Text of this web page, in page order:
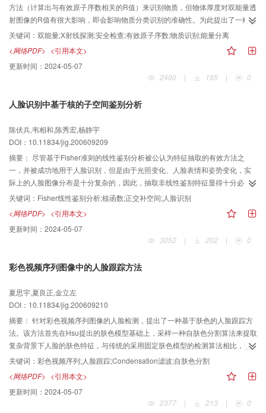
方法（计算出与有效原子序数相关的R值）来识别物质，但物体厚度对双能量透
射图像的R值有很大影响，即会影响物质分类识别的准确性。为此提出了一种改
进的用两种能量的透射信号比来消除物质厚度的影响，并以优化的透射信号估
算的面积吸收系数来代替透射信号，用以识别物质的数值计算优化算法，通过
实验数据分析和对该算法的评估证明，由于此算法可以大大减小厚度的影响，
使误判率减小，从而提高了物质分类识别的准确性。
关键词： 双能量;X射线探测;安全检查;有效原子序数;物质识别;能量分离
<网络PDF> <引用本文>
更新时间： 2024-05-07
2490
| 195 | 0
人脸识别中基于核的子空间鉴别分析
陈伏兵,韦相和,陈秀宏,杨静宇
DOI：10.11834/jig.200609209
摘要： 尽管基于Fisher准则的线性鉴别分析被公认为特征抽取的有效方法之
一，并被成功地用于人脸识别，但是由于光照变化、人脸表情和姿势变化，实
际上的人脸图像分布是十分复杂的，因此，抽取非线性鉴别特征显得十分必
要。为了能利用非线性鉴别特征进行人脸识别，提出了一种基于核的子空间鉴
别分析方法。该方法首先利用核函数技术将原始样本隐式地映射到高维（甚至
无穷维）特征空间；然后在高维特征空间里，利用再生核理论来建立基于广义
Fisher准则的两个等价模型；最后利用正交补空间方法求得最优鉴别矢量来进行
人脸识别。在ORL和NUST603两个人脸数据库上，对该方法进行了鉴别性能实
方法的识别结果相当，且明显优于KPCA和Kernel fisherfaces方法的识别结
关键词： Fisher线性鉴别分析;核函数;正交补空间;人脸识别
<网络PDF> <引用本文>
更新时间： 2024-05-07
3052
| 202 | 0
彩色视频序列图像中的人脸跟踪方法
夏思宇,夏良正,金立左
DOI：10.11834/jig.200609210
摘要： 针对彩色视频序列图像的人脸检测，提出了一种基于肤色的人脸跟踪方
法。该方法首先在Hsu提出的肤色模型基础上，采样一种自肤色分割算法来提取
复杂背景下人脸的肤色特征，与传统的采用固定肤色模型的检测算法相比，该
方法具有更好的检测效果；然后，在人脸跟踪过程中采用Condensation滤波跟
踪算法，并对算法做了两点改进，即在跟踪过程中采用基于Metropolis算法的重
采样方法以及自适应的动态模型，实现了复杂背景下的人脸自由运动的跟踪，
并从各种影片中截取了彩色视频序列图像进行了测试实验。实验结果表明，该
方法有效地解决了复杂背景下人脸自由运动、光照变化及部分遮挡的问题，且
关键词： 彩色视频序列;人脸跟踪;Condensation滤波;自肤色分割
<网络PDF> <引用本文>
更新时间： 2024-05-07
2377
| 213 | 0